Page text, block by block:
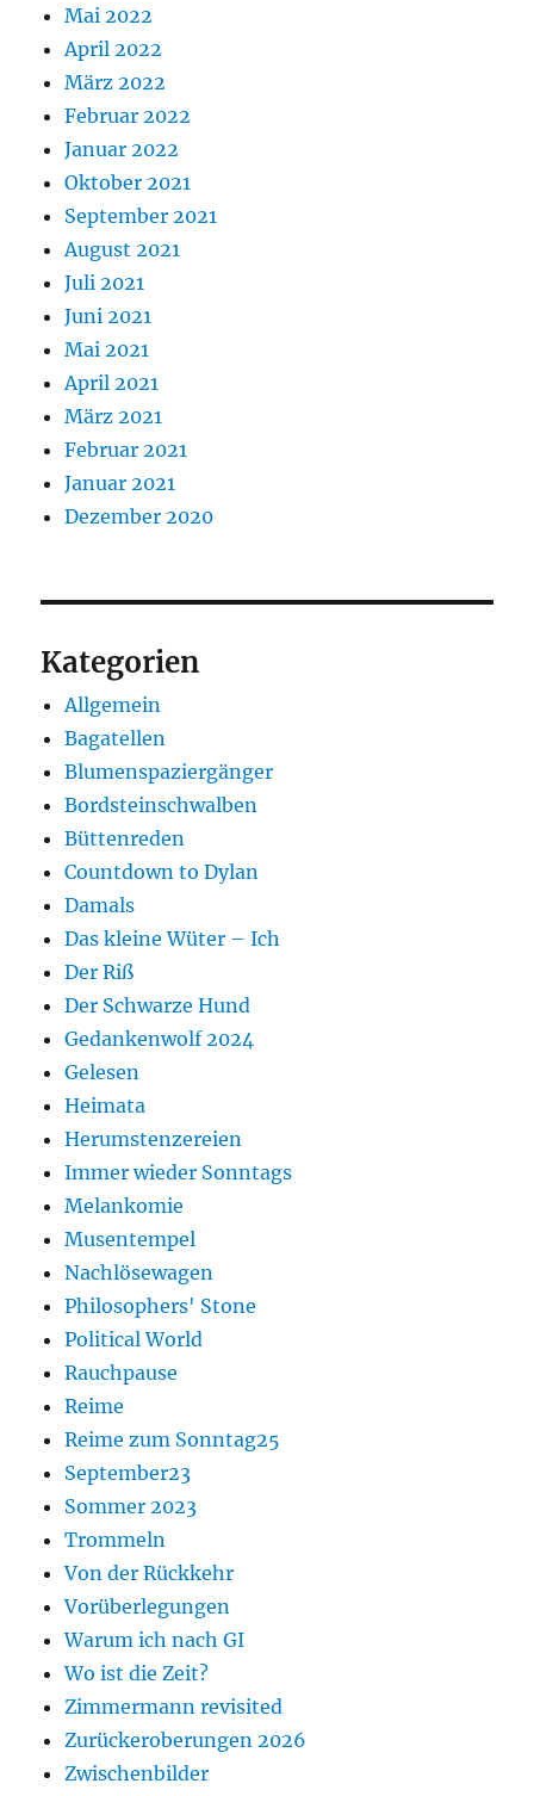
Mai 2022
April 2022
März 2022
Februar 2022
Januar 2022
Oktober 2021
September 2021
August 2021
Juli 2021
Juni 2021
Mai 2021
April 2021
März 2021
Februar 2021
Januar 2021
Dezember 2020
Kategorien
Allgemein
Bagatellen
Blumenspaziergänger
Bordsteinschwalben
Büttenreden
Countdown to Dylan
Damals
Das kleine Wüter – Ich
Der Riß
Der Schwarze Hund
Gedankenwolf 2024
Gelesen
Heimata
Herumstenzereien
Immer wieder Sonntags
Melankomie
Musentempel
Nachlösewagen
Philosophers' Stone
Political World
Rauchpause
Reime
Reime zum Sonntag25
September23
Sommer 2023
Trommeln
Von der Rückkehr
Vorüberlegungen
Warum ich nach GI
Wo ist die Zeit?
Zimmermann revisited
Zurückeroberungen 2026
Zwischenbilder